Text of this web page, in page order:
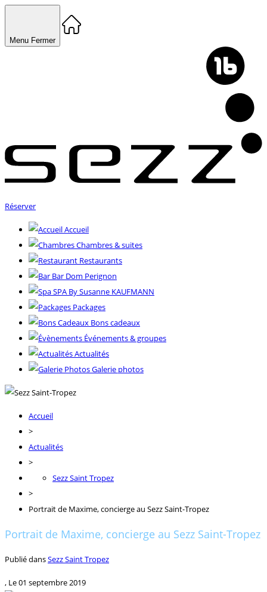
Menu Fermer
Réserver
Accueil
Chambres & suites
Restaurants
Bar Dom Perignon
SPA By Susanne KAUFMANN
Packages
Bons cadeaux
Événements & groupes
Actualités
Galerie photos
Accueil
>
Actualités
>
Sezz Saint Tropez
>
Portrait de Maxime, concierge au Sezz Saint-Tropez
Portrait de Maxime, concierge au Sezz Saint-Tropez
Publié dansSezz Saint Tropez
, Le01 septembre 2019